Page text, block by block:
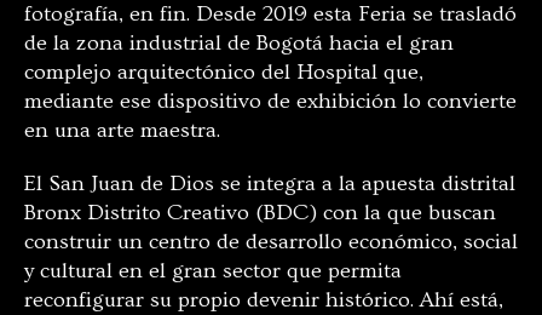
fotografía, en fin. Desde 2019 esta Feria se trasladó
de la zona industrial de Bogotá hacia el gran
complejo arquitectónico del Hospital que,
mediante ese dispositivo de exhibición lo convierte
en una arte maestra.
El San Juan de Dios se integra a la apuesta distrital
Bronx Distrito Creativo (BDC) con la que buscan
construir un centro de desarrollo económico, social
y cultural en el gran sector que permita
reconfigurar su propio devenir histórico. Ahí está,